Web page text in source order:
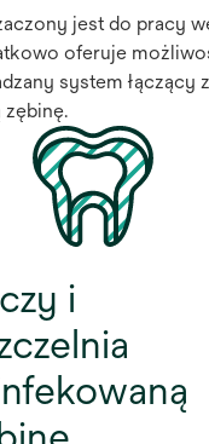
jest do
oferuje
system łączący
zębinę.
i